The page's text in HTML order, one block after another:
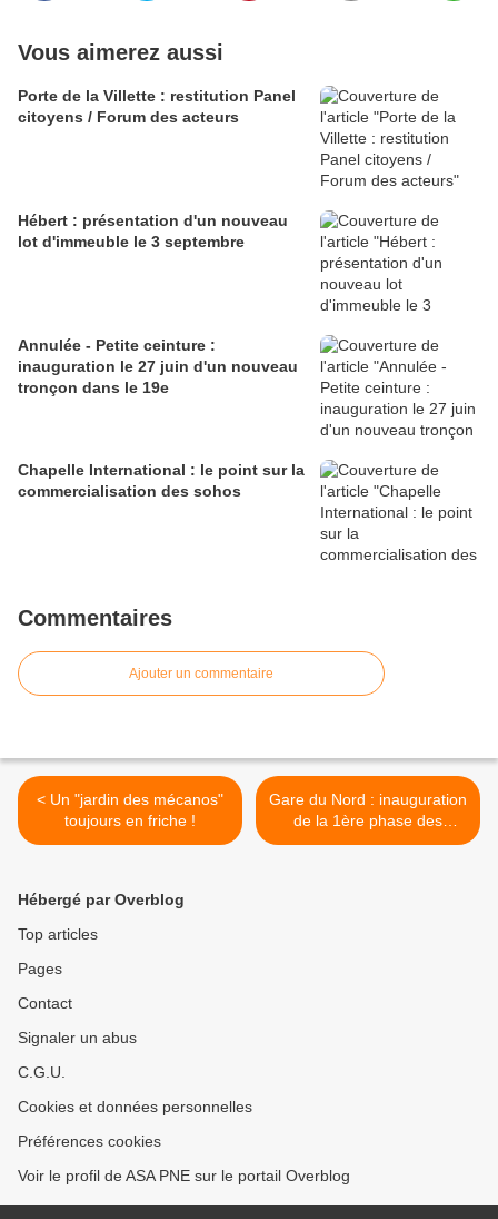
Vous aimerez aussi
Porte de la Villette : restitution Panel
citoyens / Forum des acteurs
Hébert : présentation d'un nouveau
lot d'immeuble le 3 septembre
Annulée - Petite ceinture :
inauguration le 27 juin d'un nouveau
tronçon dans le 19e
Chapelle International : le point sur la
commercialisation des sohos
Commentaires
Ajouter un commentaire
< Un "jardin des mécanos"
toujours en friche !
Gare du Nord : inauguration
de la 1ère phase des
travaux de modernisation >
Hébergé par Overblog
Top articles
Pages
Contact
Signaler un abus
C.G.U.
Cookies et données personnelles
Préférences cookies
Voir le profil de ASA PNE sur le portail Overblog